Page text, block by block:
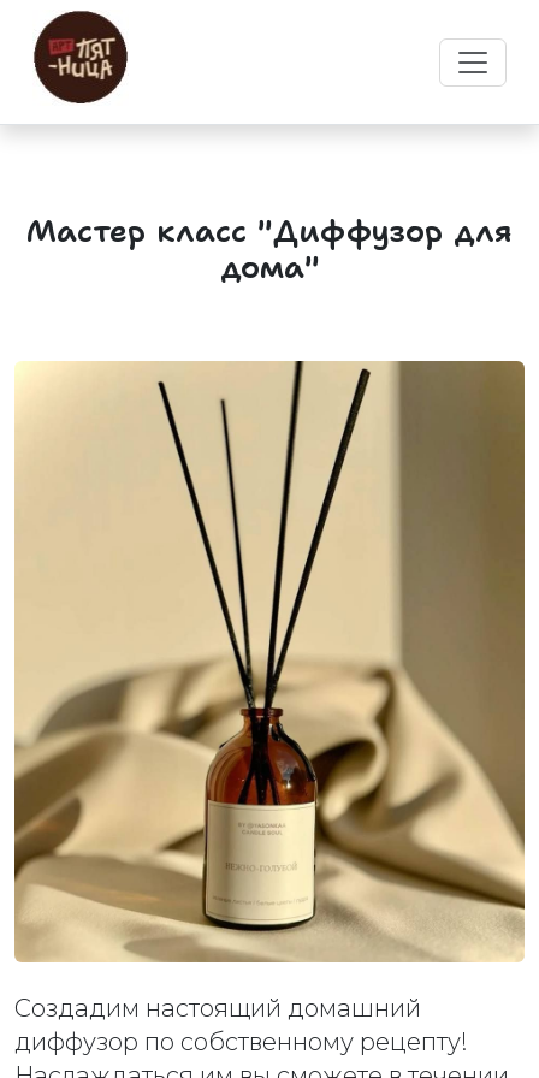
Мастер класс "Диффузор для
дома"
Создадим настоящий домашний
диффузор по собственному рецепту!